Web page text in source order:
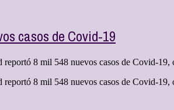
casos de Covid-19
reportó 8 mil 548 nuevos casos de Covid-
reportó 8 mil 548 nuevos casos de Covid-